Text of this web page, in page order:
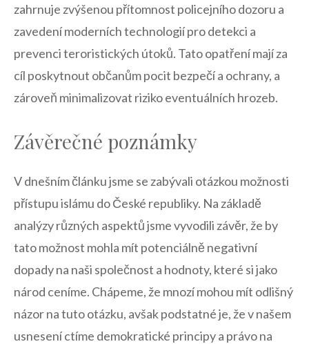
zahrnuje ‌zvýšenou přítomnost policejního ⁣dozoru a
zavedení moderních technologií ​pro detekci a
prevenci teroristických útoků. ⁤Tato opatření mají za
cíl⁢ poskytnout občanům pocit bezpečí a ochrany, a
zároveň ‍minimalizovat ‍riziko eventuálních hrozeb.
Závěrečné poznámky
V ‌dnešním článku jsme se zabývali otázkou možnosti
přístupu islámu ⁣do‍ České ⁣republiky. Na​ základě
analýzy různých aspektů jsme vyvodili závěr, že by
tato možnost mohla mít ⁤potenciálně ‌negativní
dopady na naši společnost a ⁤hodnoty,⁤ které​ si jako
⁤národ ceníme. Chápeme, že mnozí mohou mít⁢ odlišný
názor na tuto otázku, avšak ⁢podstatné je, že v ⁢našem
usnesení ctíme demokratické principy ‌a právo na ​